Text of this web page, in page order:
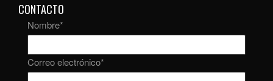
CONTACTO
Nombre*
Correo electrónico*